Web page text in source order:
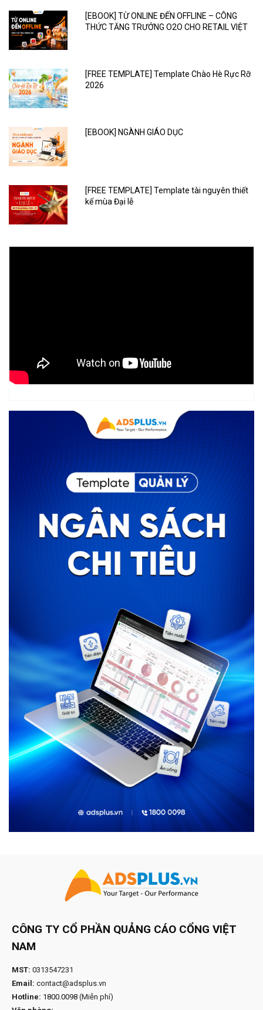
[EBOOK] TỪ ONLINE ĐẾN OFFLINE – CÔNG
THỨC TĂNG TRƯỞNG O2O CHO RETAIL VIỆT
[FREE TEMPLATE] Template Chào Hè Rực Rỡ
2026
[EBOOK] NGÀNH GIÁO DỤC
[FREE TEMPLATE] Template tài nguyên thiết
kế mùa Đại lễ
CÔNG TY CỔ PHẦN QUẢNG CÁO CỔNG VIỆT
NAM
MST: 0313547231
Email: contact@adsplus.vn
Hotline: 1800.0098 (Miễn phí)